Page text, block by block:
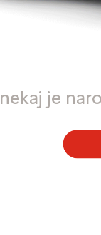
nekaj je